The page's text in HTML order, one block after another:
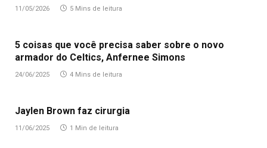
11/05/2026 5 Mins de leitura
5 coisas que você precisa saber sobre o novo
armador do Celtics, Anfernee Simons
24/06/2025 4 Mins de leitura
Jaylen Brown faz cirurgia
11/06/2025 1 Min de leitura